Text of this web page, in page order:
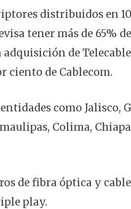
distribuidos en
tener más de 65%
de
ciento de Cablecom.
como Jalisco,
Colima,
de fibra óptica y
play.